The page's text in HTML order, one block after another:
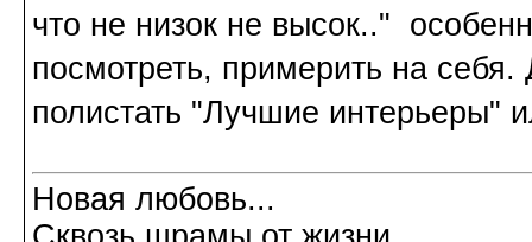
что не низок не высок.."
посмотреть, примерить на
полистать "Лучшие интерьеры"
Новая любовь...